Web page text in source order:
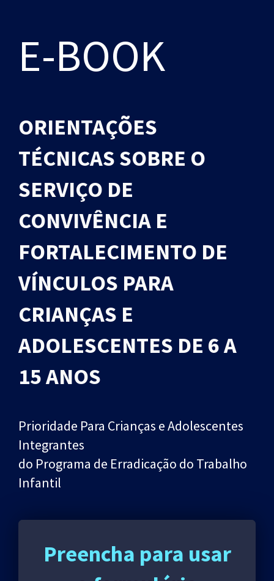
E-BOOK
ORIENTAÇÕES
TÉCNICAS SOBRE O
SERVIÇO DE
CONVIVÊNCIA E
FORTALECIMENTO DE
VÍNCULOS PARA
CRIANÇAS E
ADOLESCENTES DE 6 A
15 ANOS
Prioridade Para Crianças e Adolescentes
Integrantes
do Programa de Erradicação do Trabalho
Infantil
Preencha para usar